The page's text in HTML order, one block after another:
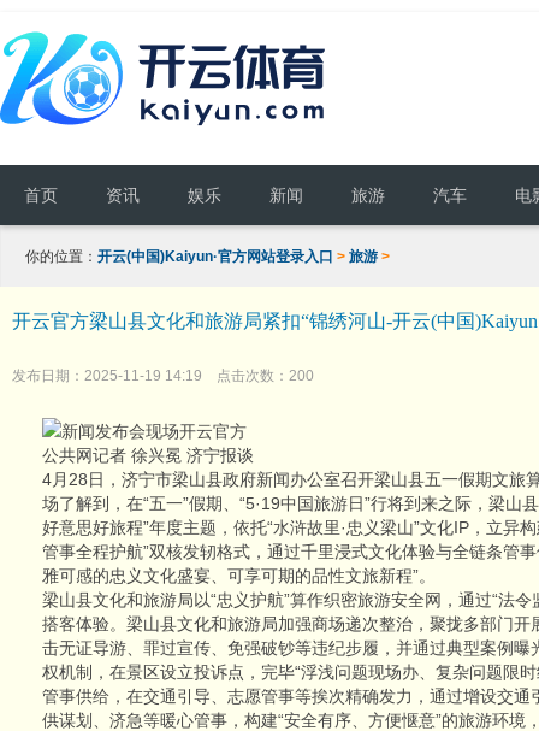
首页 资讯 娱乐 新闻 旅游 汽车 电
你的位置： 开云(中国)Kaiyun·官方网站登录入口 > 旅游 >
开云官方梁山县文化和旅游局紧扣“锦绣河山-开云(中国
发布日期：2025-11-19 14:19 点击次数：200
新闻发布会现场开云官方
公共网记者 徐兴冕 济宁报谈
4月28日，济宁市梁山县政府新闻办公室召开梁山县五一假期文旅
场了解到，在“五一”假期、“5·19中国旅游日”行将到来之际，梁山
好意思好旅程”年度主题，依托“水浒故里·忠义梁山”文化IP，立异构
管事全程护航”双核发轫格式，通过千里浸式文化体验与全链条管
雅可感的忠义文化盛宴、可享可期的品性文旅新程”。
梁山县文化和旅游局以“忠义护航”算作织密旅游安全网，通过“法
搭客体验。梁山县文化和旅游局加强商场递次整治，聚拢多部门开
击无证导游、罪过宣传、免强破钞等违纪步履，并通过典型案例曝
权机制，在景区设立投诉点，完毕“浮浅问题现场办、复杂问题限
管事供给，在交通引导、志愿管事等挨次精确发力，通过增设交通
供谋划、济急等暖心管事，构建“安全有序、方便惬意”的旅游环境